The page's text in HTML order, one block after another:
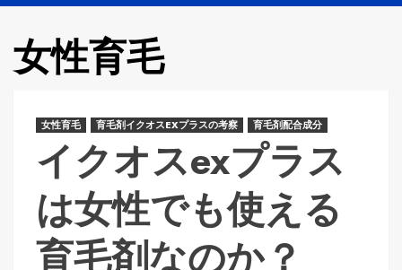
女性育毛
女性育毛 育毛剤イクオスEXプラスの考察 育毛剤配合成分
イクオスexプラス
は女性でも使える
育毛剤なのか？